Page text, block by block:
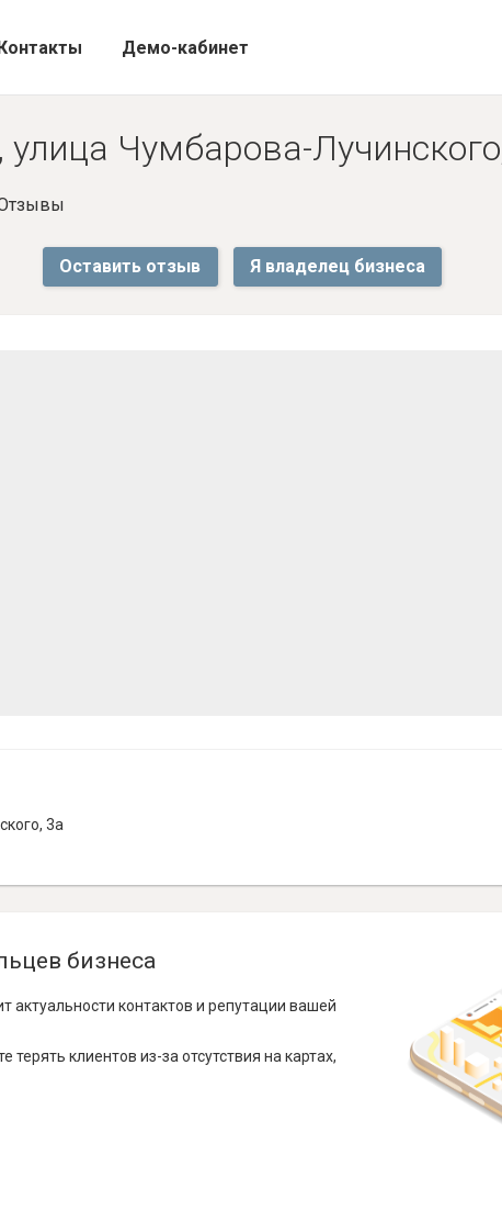
Демо-кабинет
Чумбарова-
Оставить отзыв Я владелец бизнеса
3а
бизнеса
актуальности контактов и репутации вашей
терять клиентов из-за отсутствия на картах,